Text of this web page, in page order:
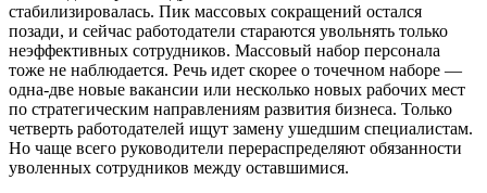
стабилизировалась. Пик массовых сокращений остался
позади, и сейчас работодатели стараются увольнять только
неэффективных сотрудников. Массовый набор персонала
тоже не наблюдается. Речь идет скорее о точечном наборе —
одна-две новые вакансии или несколько новых рабочих мест
по стратегическим направлениям развития бизнеса. Только
четверть работодателей ищут замену ушедшим специалистам.
Но чаще всего руководители перераспределяют обязанности
уволенных сотрудников между оставшимися.